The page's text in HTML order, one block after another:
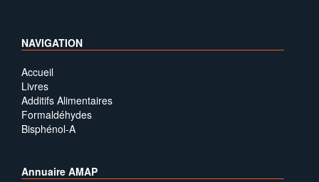
NAVIGATION
Accueil
Livres
Additifs Alimentaires
Formaldéhydes
Bisphénol-A
Annuaire AMAP